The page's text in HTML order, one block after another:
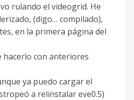
rulando el videogrid. He
(digo… compilado),
en la primera página del
hacerlo con anteriores
ya puedo cargar el
a relinstalar eve0.5)